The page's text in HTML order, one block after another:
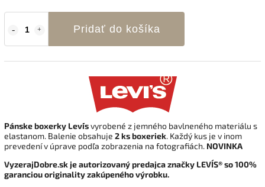
Pridať do košíka
Pánske boxerky Levi´svyrobené z jemného bavlneného materiálu s
elastanom. Balenie obsahuje 2 ks boxeriek. Každý kus je v inom
prevedení v úprave podľa zobrazenia na fotografiách. NOVINKA
VyzerajDobre.sk je autorizovaný predajca značky LEVI´S® so 100%
garanciou originality zakúpeného výrobku.